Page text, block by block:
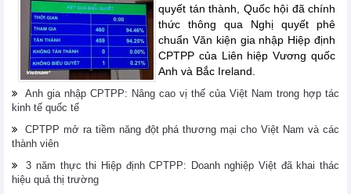
quyết tán thành, Quốc hội đã chính
thức thông qua Nghị quyết phê
chuẩn Văn kiện gia nhập Hiệp định
CPTPP của Liên hiệp Vương quốc
Anh và Bắc Ireland.
Anh gia nhập CPTPP: Nâng cao vị thế của Việt Nam trong hợp tác
kinh tế quốc tế
CPTPP mở ra tiềm năng đột phá thương mại cho Việt Nam và các
thành viên
3 năm thực thi Hiệp định CPTPP: Doanh nghiệp Việt đã khai thác
hiệu quả thị trường